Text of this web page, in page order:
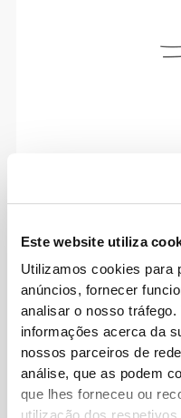
Este website utiliza
Utilizamos cookies para
anúncios, fornecer
analisar o nosso tráfego.
informações acerca da
nossos parceiros de
análise, que as podem
que lhes forneceu ou
A palavra de ordem
com conforto todos